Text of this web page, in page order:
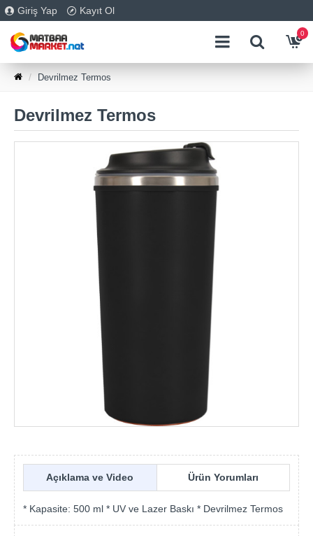
Giriş Yap Kayıt Ol
0
Devrilmez Termos
Devrilmez Termos
Ücretsiz
Açıklama ve Video Ürün Yorumları
* Kapasite: 500 ml * UV ve Lazer Baskı * Devrilmez Termos